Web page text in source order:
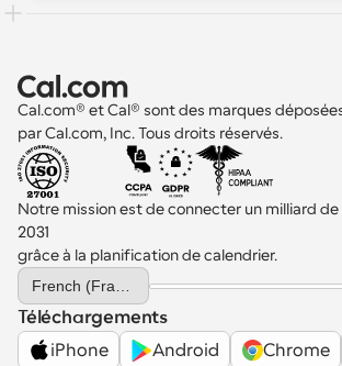
Cal.com® et Cal® sont des marques
par Cal.com, Inc. Tous droits réservés.
Notre mission est de connecter un milliard
2031
grâce à la planification de calendrier.
Select Language
Téléchargements
iPhone
Android Chrome